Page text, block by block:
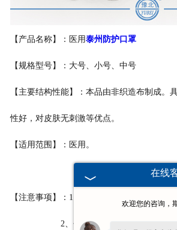
泰州防
泰州其他
【产品名称】： 医用泰州防护口罩
【规格型号】：大号、小号、中号
【主要结构性能】：本品由非织造布制成。
性好，对皮肤无刺激等优点。
【适用范围】：医用。
【注意事项】：1、本品经环氧乙烷灭菌，灭
2、包装破损禁止使用；
在线
欢迎您的咨询，